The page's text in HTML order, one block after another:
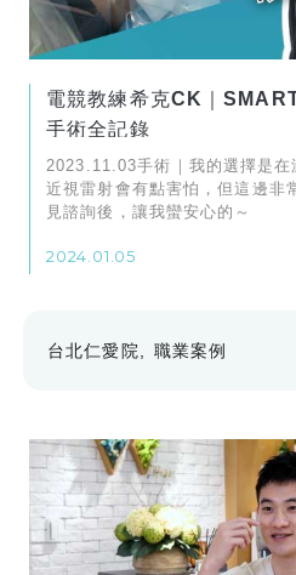
電競教練希克CK｜
手術全記錄
2023.11.03手術｜我的選擇是在
近視雷射會有點害怕，但這邊非
見諮詢後，讓我蠻安心的～
2024.01.05
台北仁愛院 職業案例